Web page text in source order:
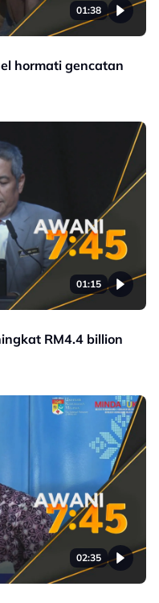
01:38
hormati gencatan
01:15
RM4.4 billion
02:35